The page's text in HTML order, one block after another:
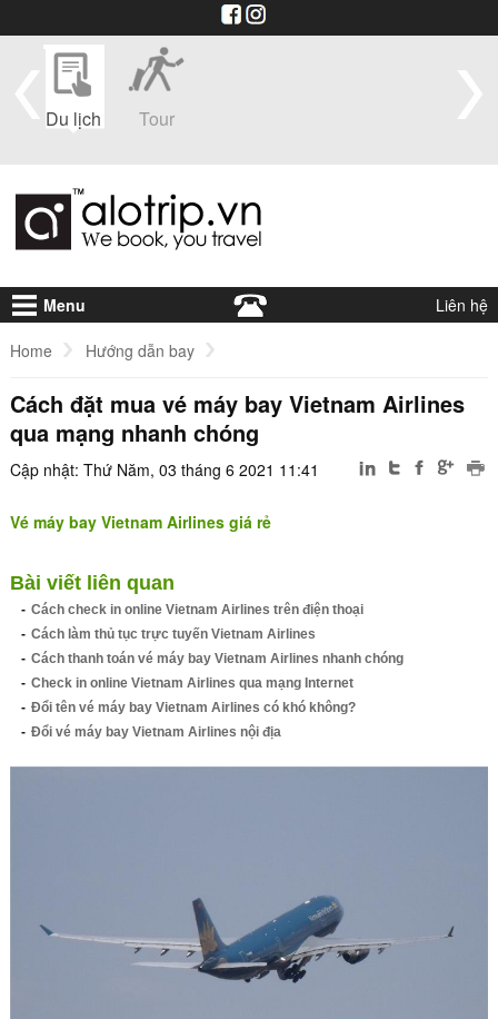
Du lịch Tour
Menu Liên hệ
Home Hướng dẫn bay
Cách đặt mua vé máy bay Vietnam Airlines qua mạng nhanh chóng
Cách đặt mua vé máy bay Vietnam Airlines
qua mạng nhanh chóng
Cập nhật: Thứ Năm, 03 tháng 6 2021 11:41
Vé máy bay Vietnam Airlines giá rẻ
Bài viết liên quan
Cách check in online Vietnam Airlines trên điện thoại
Cách làm thủ tục trực tuyến Vietnam Airlines
Cách thanh toán vé máy bay Vietnam Airlines nhanh chóng
Check in online Vietnam Airlines qua mạng Internet
Đổi tên vé máy bay Vietnam Airlines có khó không?
Đổi vé máy bay Vietnam Airlines nội địa